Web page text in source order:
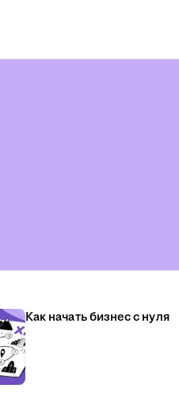
Как начать бизнес с нуля